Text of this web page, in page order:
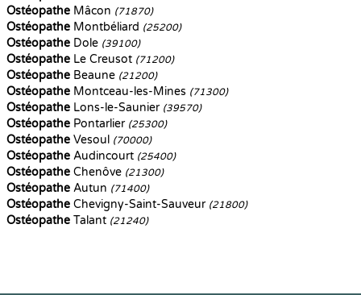
Ostéopathe Mâcon (71870)
Ostéopathe Montbéliard (25200)
Ostéopathe Dole (39100)
Ostéopathe Le Creusot (71200)
Ostéopathe Beaune (21200)
Ostéopathe Montceau-les-Mines (71300)
Ostéopathe Lons-le-Saunier (39570)
Ostéopathe Pontarlier (25300)
Ostéopathe Vesoul (70000)
Ostéopathe Audincourt (25400)
Ostéopathe Chenôve (21300)
Ostéopathe Autun (71400)
Ostéopathe Chevigny-Saint-Sauveur (21800)
Ostéopathe Talant (21240)